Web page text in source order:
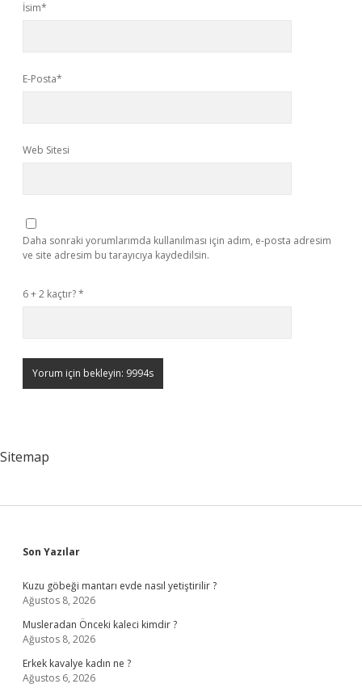
İsim*
E-Posta*
Web Sitesi
Daha sonraki yorumlarımda kullanılması için adım, e-posta adresim
ve site adresim bu tarayıcıya kaydedilsin.
6 + 2 kaçtır?*
Sitemap
Sidebar
Son Yazılar
Kuzu göbeği mantarı evde nasıl yetiştirilir ?
Ağustos 8, 2026
Musleradan Önceki kaleci kimdir ?
Ağustos 8, 2026
Erkek kavalye kadın ne ?
Ağustos 6, 2026